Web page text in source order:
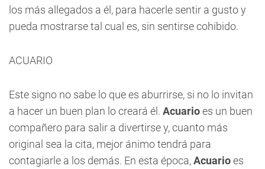
los más allegados a él, para hacerle sentir a gusto y
pueda mostrarse tal cual es, sin sentirse cohibido.
ACUARIO
Este signo no sabe lo que es aburrirse, si no lo invitan
a hacer un buen plan lo creará él. Acuarioes un buen
compañero para salir a divertirse y, cuanto más
original sea la cita, mejor ánimo tendrá para
contagiarle a los demás. En esta época,Acuarioes